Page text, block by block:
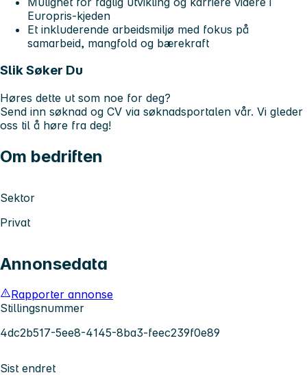
Europris-kjeden
Et inkluderende arbeidsmiljø med fokus på
samarbeid, mangfold og bærekraft
Slik Søker Du
Høres dette ut som noe for deg?
Send inn søknad og CV via søknadsportalen vår. Vi gleder
oss til å høre fra deg!
Om bedriften
Sektor
Privat
Annonsedata
Rapporter annonse
Stillingsnummer
4dc2b517-5ee8-4145-8ba3-feec239f0e89
Sist endret